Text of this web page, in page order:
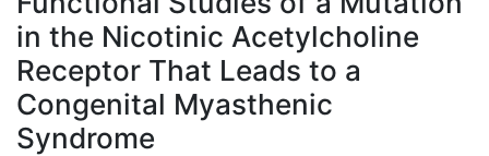
in the Nicotinic Acetylcholine
Receptor That Leads to a
Congenital Myasthenic
Syndrome